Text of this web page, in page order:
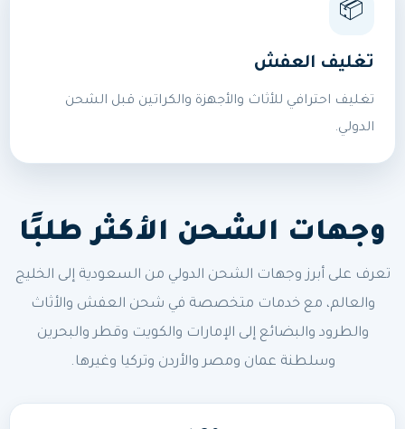
📦
تغليف العفش
تغليف احترافي للأثاث والأجهزة والكراتين قبل الشحن
الدولي.
وجهات الشحن الأكثر طلبًا
تعرف على أبرز وجهات الشحن الدولي من السعودية إلى الخليج
والعالم، مع خدمات متخصصة في شحن العفش والأثاث
والطرود والبضائع إلى الإمارات والكويت وقطر والبحرين
وسلطنة عمان ومصر والأردن وتركيا وغيرها.